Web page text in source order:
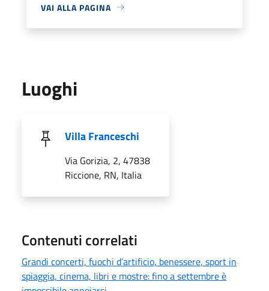
VAI ALLA PAGINA
Luoghi
Villa Franceschi
Via Gorizia, 2, 47838
Riccione, RN, Italia
Contenuti correlati
Grandi concerti, fuochi d’artificio, benessere, sport in
spiaggia, cinema, libri e mostre: fino a settembre è